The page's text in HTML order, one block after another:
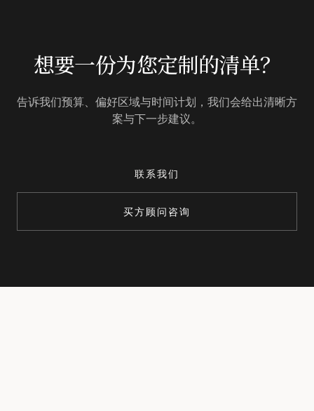
想要一份为您定制的清单？
告诉我们预算、偏好区域与时间计划，我们会给出清晰方
案与下一步建议。
联系我们
买方顾问咨询